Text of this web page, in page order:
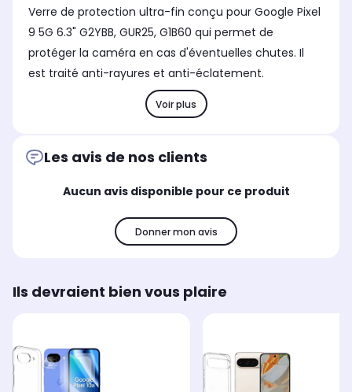
Coloris extérieur
Transparent Rouge
Verre de protection ultra-fin conçu pour Google Pixel
9 5G 6.3" G2YBB, GUR25, G1B60 qui permet de
protéger la caméra en cas d'éventuelles chutes. Il
est traité anti-rayures et anti-éclatement.
Voir plus
Les avis de nos clients
Aucun avis disponible pour ce produit
Donner mon avis
Ils devraient bien vous plaire